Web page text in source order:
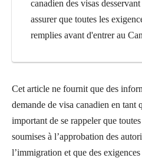
canadien des visas
assurer que toutes les
remplies avant d'entrer au
Cet article ne fournit que des
demande de visa canadien en tant
important de se rappeler que
soumises à l’approbation des
l’immigration et que des